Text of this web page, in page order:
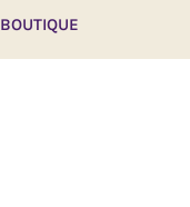
BOUTIQUE